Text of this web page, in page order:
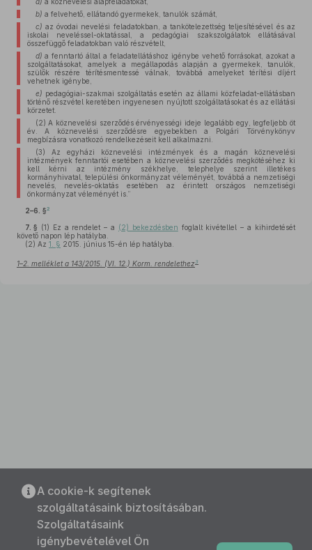
b) a felvehető, ellátandó gyermekek, tanulók számát,
c) az óvodai nevelési feladatokban, a tankötelezettség teljesítésével és az
iskolai neveléssel-oktatással, a pedagógiai szakszolgálatok ellátásával
összefüggő feladatokban való részvételt,
d) a fenntartó által a feladatellátáshoz igénybe vehető forrásokat, azokat a
szolgáltatásokat, amelyek a megállapodás alapján a gyermekek, tanulók,
szülők részére térítésmentessé válnak, továbbá amelyeket térítési díjért
vehetnek igénybe,
e) pedagógiai-szakmai szolgáltatás esetén az állami közfeladat-ellátásban
történő részvétel keretében ingyenesen nyújtott szolgáltatásokat és az ellátási
körzetet.
(2) A köznevelési szerződés érvényességi ideje legalább egy, legfeljebb öt
év. A köznevelési szerződésre egyebekben a Polgári Törvénykönyv
megbízásra vonatkozó rendelkezéseit kell alkalmazni.
(3) Az egyházi köznevelési intézmények és a magán köznevelési
intézmények fenntartói esetében a köznevelési szerződés megkötéséhez ki
kell kérni az intézmény székhelye, telephelye szerint illetékes
kormányhivatal, települési önkormányzat véleményét, továbbá a nemzetiségi
nevelés, nevelés-oktatás esetében az érintett országos nemzetiségi
önkormányzat véleményét is.”
2–6. §2
7. § (1) Ez a rendelet – a (2) bekezdésben foglalt kivétellel – a kihirdetését
követő napon lép hatályba.
(2) Az 1. § 2015. június 15-én lép hatályba.
1–2. melléklet a 143/2015. (VI. 12.) Korm. rendelethez 3
A cookie-k segítenek
szolgáltatásaink biztosításában.
Szolgáltatásaink
igénybevételével Ön